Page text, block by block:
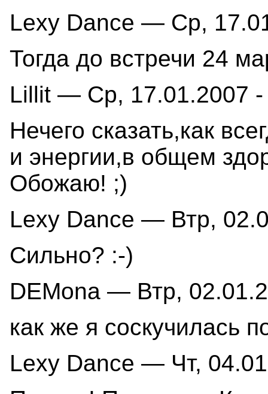
Lexy Dance — Ср,
Тогда до встречи 24
Lillit — Ср, 17.01.2007 -
Нечего сказать,как
и энергии,в общем
Обожаю! ;)
Lexy Dance — Втр,
Сильно? :-)
DEMona — Втр,
как же я соскучилась
Lexy Dance — Чт,